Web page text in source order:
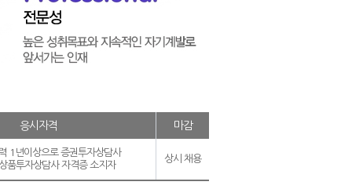
응시자격 마감
1년이상으로 증권투자상담사
품투자상담사 자격증 소지자
상시 채용